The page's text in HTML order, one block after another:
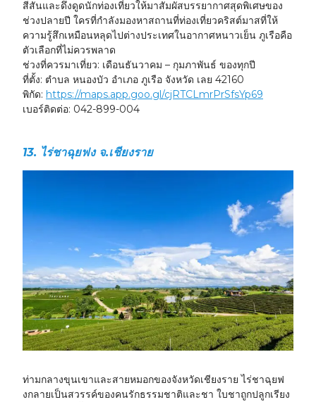
สีสันและดึงดูดนักท่องเที่ยวให้มาสัมผัสบรรยากาศสุดพิเศษของ
ช่วงปลายปี ใครที่กำลังมองหาสถานที่ท่องเที่ยวคริสต์มาสที่ให้
ความรู้สึกเหมือนหลุดไปต่างประเทศในอากาศหนาวเย็น ภูเรือคือ
ตัวเลือกที่ไม่ควรพลาด
ช่วงที่ควรมาเที่ยว: เดือนธันวาคม – กุมภาพันธ์ ของทุกปี
ที่ตั้ง: ตำบล หนองบัว อำเภอ ภูเรือ จังหวัด เลย 42160
พิกัด: https://maps.app.goo.gl/cjRTCLmrPrSfsYp69
เบอร์ติดต่อ: 042-899-004
13. ไร่ชาฉุยฟง จ.เชียงราย
ท่ามกลางขุนเขาและสายหมอกของจังหวัดเชียงราย ไร่ชาฉุยฟ
งกลายเป็นสวรรค์ของคนรักธรรมชาติและชา ใบชาถูกปลูกเรียง